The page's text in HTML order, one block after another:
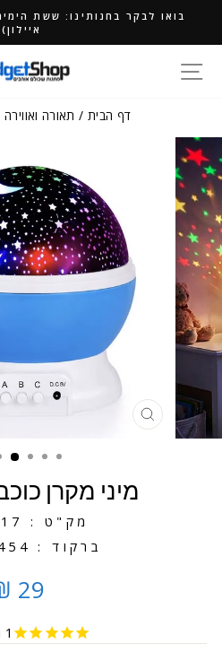
איילון)
דף הבית / תאורה ואווירה
מיני מקרן
מק"ט : GA6217
ברקוד : 24520454
29 ₪
1
סגירה